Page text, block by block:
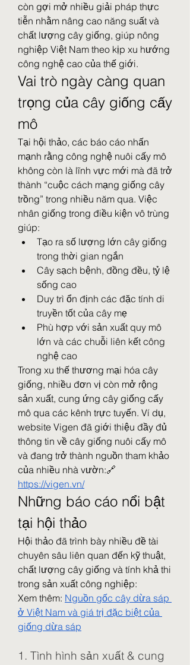
còn gợi mở nhiều giải pháp thực
tiễn nhằm nâng cao năng suất và
chất lượng cây giống, giúp nông
nghiệp Việt Nam theo kịp xu hướng
công nghệ cao của thế giới.
Vai trò ngày càng quan
trọng của cây giống cấy
mô
Tại hội thảo, các báo cáo nhấn
mạnh rằng công nghệ nuôi cấy mô
không còn là lĩnh vực mới mà đã trở
thành “cuộc cách mạng giống cây
trồng” trong nhiều năm qua. Việc
nhân giống trong điều kiện vô trùng
giúp:
Tạo ra số lượng lớn cây giống
trong thời gian ngắn
Cây sạch bệnh, đồng đều, tỷ lệ
sống cao
Duy trì ổn định các đặc tính di
truyền tốt của cây mẹ
Phù hợp với sản xuất quy mô
lớn và các chuỗi liên kết công
nghệ cao
Trong xu thế thương mại hóa cây
giống, nhiều đơn vị còn mở rộng
sản xuất, cung ứng cây giống cấy
mô qua các kênh trực tuyến. Ví dụ,
website Vigen đã giới thiệu đầy đủ
thông tin về cây giống nuôi cấy mô
và đang trở thành nguồn tham khảo
https://vigen.vn/
Những báo cáo nổi bật
tại hội thảo
Hội thảo đã trình bày nhiều đề tài
chuyên sâu liên quan đến kỹ thuật,
chất lượng cây giống và tính khả thi
trong sản xuất công nghiệp:
Xem thêm: Nguồn gốc cây dừa sáp
ở Việt Nam và giá trị đặc biệt của
giống dừa sáp
1. Tình hình sản xuất & cung